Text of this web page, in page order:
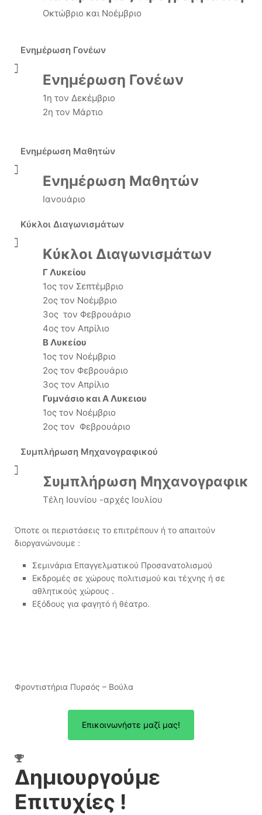
Οκτώβριο και Νοέμβριο
Ενημέρωση Γονέων
Ενημέρωση Γονέων
1η τον Δεκέμβριο
2η τον Μάρτιο
Ενημέρωση Μαθητών
Ενημέρωση Μαθητών
Ιανουάριο
Κύκλοι Διαγωνισμάτων
Κύκλοι Διαγωνισμάτων
Γ Λυκείου
1ος τον Σεπτέμβριο
2ος τον Νοέμβριο
3ος τον Φεβρουάριο
4ος τον Απρίλιο
Β Λυκείου
1ος τον Νοέμβριο
2ος τον Φεβρουάριο
3ος τον Απρίλιο
Γυμνάσιο και Α Λυκειου
1ος τον Νοέμβριο
2ος τον Φεβρουάριο
Συμπλήρωση Μηχανογραφικού
Συμπλήρωση
Τέλη Ιουνίου -αρχές Ιουλίου
Όποτε οι περιστάσεις το επιτρέπουν ή το απαιτούν
διοργανώνουμε :
Σεμινάρια Επαγγελματικού Προσανατολισμού
Εκδρομές σε χώρους πολιτισμού και τέχνης ή σε
αθλητικούς χώρους .
Εξόδους για φαγητό ή θέατρο.
Φροντιστήρια Πυρσός – Βούλα
Επικοινωνήστε μαζί μας!
Δημιουργούμε
Επιτυχίες !